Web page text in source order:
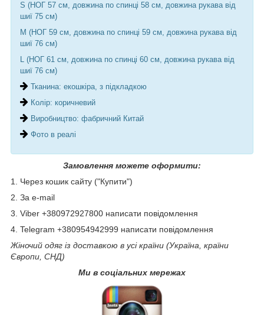
S (НОГ 57 см, довжина по спинці 58 см, довжина рукава від
шиї 75 см)
M (НОГ 59 см, довжина по спинці 59 см, довжина рукава від
шиї 76 см)
L (НОГ 61 см, довжина по спинці 60 см, довжина рукава від
шиї 76 см)
Тканина: екошкіра, з підкладкою
Колір: коричневий
Виробництво: фабричний Китай
Фото в реалі
Замовлення можете оформити:
1. Через кошик сайту ("Купити")
2. За e-mail
3. Viber +380972927800 написати повідомлення
4. Telegram +380954942999 написати повідомлення
Жіночий одяг із доставкою в усі країни (Україна, країни
Європи, СНД)
Ми в соціальних мережах